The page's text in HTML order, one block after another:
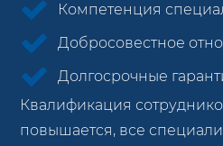
Компетенция
Добросовестное
Долгосрочные
Квалификация
повышается, все